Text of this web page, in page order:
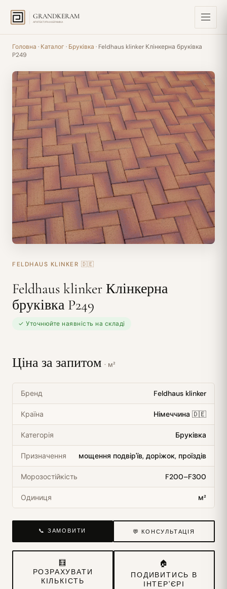
GRANDKERAM
АРХІТЕКТУРНА КЕРАМІКА
Головна · Каталог · Бруківка · Feldhaus klinker Клінкерна бруківка
P249
FELDHAUS KLINKER 🇩🇪
Feldhaus klinker Клінкерна
бруківка P249
✓ Уточнюйте наявність на складі
Ціна за запитом · м²
Бренд Feldhaus klinker
Країна Німеччина 🇩🇪
Категорія Бруківка
Призначення мощення подвір'їв, доріжок, проїздів
Морозостійкість F200–F300
Одиниця м²
📞 ЗАМОВИТИ 💬 КОНСУЛЬТАЦІЯ
🧮
РОЗРАХУВАТИ
КІЛЬКІСТЬ
🏠
ПОДИВИТИСЬ В
ІНТЕР'ЄРІ